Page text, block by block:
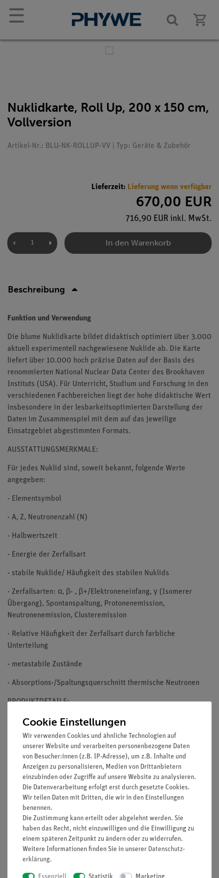
☰
Nuklidkarte, Roll Up, 200 x 150 cm,
Vollversion
Artikel-Nr.: BLU-NK-ROLLUP-VV | Typ: Geräte & Zubehör
Lieferzeit: Lieferung wenn verfügbar
670,00 EUR
716,90 EUR inkl. MwSt.
In den Warenkorb
Beschreibung
Funktion und Verwendung
Die blume Nuklidkarte bildet didaktisch optimiert über 3.000
aktuell experimentell nachgewiesene Nuklide ab. Die Karte
liefert über 10.000 hoch präzise Daten auf der Basis des
renommierten National Nuclear Data Center des Brookhaven
Instituts (USA). Für Unterricht, Studium und Forschung in den
verschiedenen Fachbereichen liegt der hohe didaktische Wert
insbesondere in der lesbarkeitsoptimierten Darstellung der
Daten im Zusammenspiel mit dem auf das jeweilige
Einsatzgebiet abgestimmten Formats.
AUSSTATTUNGSMERKMALE:
Für jedes Nuklid sind, soweit bekannt, folgende Werte
angegeben:
- Elementsymbol
- A, Z, Neutronenzahl (N)
- Halbwertszeit
- Energie der Zerfallsart
- stabile Nuklide/ Häufigkeit des stabilen Nuklids
- Zerfallsarten: α, β- , β+/Elektroneneinfang, γ (Isomerer
Übergang), Spontanspaltung, Protonenemission,
Neutronenemission, Clusteremission
- Relative Häufigkeit der Zerfallsart durch farbliche
Unterteilung
- metastabile Zustände
- Absorptions-/Spaltungsquerschnitt thermische Neutronen
PRODUKTDETAILS:
- planhängendes Polyestermaterial zur Wand- und
Deckenmontage geeignet
- mehrstufig arretierbar
- hochwertiger Slow-Return Mechanismus (automatischer
Einzug)
- formschönes, weißes Gehäuse
- Leinwandformat: 200 cm x 150 cm
- Gehäusemaß (B x H x T): 218 cm x 9 cm x 8 cm
- Gesamtgewicht: 9 kg
Als Schülerversion und Vollversion erhältlich sowie weitere
Cookie Einstellungen
Wir verwenden Cookies und ähnliche Technologien auf
unserer Website und verarbeiten personenbezogene Daten
von Besucher:innen (z.B. IP-Adresse), um z.B. Inhalte und
Anzeigen zu personalisieren, Medien von Drittanbietern
einzubinden oder Zugriffe auf unsere Website zu analysieren.
Die Datenverarbeitung erfolgt erst durch gesetzte Cookies.
Wir teilen Daten mit Dritten, die wir in den Einstellungen
benennen.
Die Zustimmung kann erteilt oder abgelehnt werden. Sie
haben das Recht, nicht einzuwilligen und die Einwilligung zu
einem späteren Zeitpunkt zu ändern oder zu widerrufen.
Weitere Informationen finden Sie in unserer Daten­schutz­
erklärung.
Essenziell Statistik Marketing